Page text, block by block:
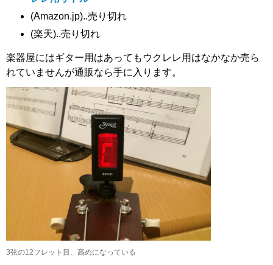
(Amazon.jp)..売り切れ
(楽天)..売り切れ
楽器屋にはギター用はあってもウクレレ用はなかなか売ら
れていませんが通販なら手に入ります。
3弦の12フレット目、高めになっている